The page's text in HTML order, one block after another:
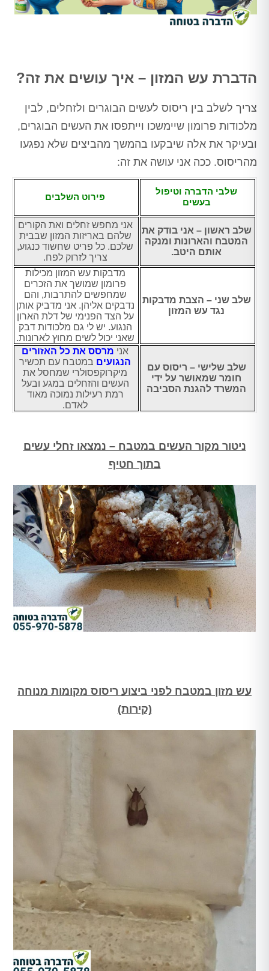
הדברת עש המזון – איך עושים את זה?
צריך לשלב בין ריסוס לעשים הבוגרים ולזחלים, לבין
מלכודות פרומון שיימשכו וייתפסו את העשים הבוגרים,
ובעיקר את אלה שיבקעו בהמשך מהביצים שלא נפגעו
מהריסוס. ככה אני עושה את זה:
שלבי הדברה וטיפול
בעשים
פירוט השלבים
שלב ראשון – אני בודק את
המטבח והארונות ומנקה
אותם היטב.
אני מחפש זחלים ואת הקורים
שלהם באריזות המזון שבבית
שלכם. כל פריט שחשוד כנגוע,
צריך לזרוק לפח.
שלב שני – הצבת מדבקות
נגד עש המזון
מדבקות עש המזון מכילות
פרומון שמושך את הזכרים
שמחפשים להתרבות, והם
נדבקים אליהן. אני מדביק אותן
על הצד הפנימי של דלת הארון
הנגוע. יש לי גם מלכודות דבק
שאני יכול לשים מחוץ לארונות.
שלב שלישי – ריסוס עם
חומר שמאושר על ידי
המשרד להגנת הסביבה
אני מרסס את כל האזורים
הנגועים במטבח עם תכשיר
מיקרוקפסולרי שמחסל את
העשים והזחלים במגע ובעל
רמת רעילות נמוכה מאוד
לאדם.
ניטור מקור העשים במטבח – נמצאו זחלי עשים
בתוך חטיף
עש מזון במטבח לפני ביצוע ריסוס מקומות מנוחה
(קירות)